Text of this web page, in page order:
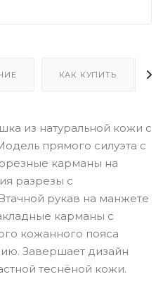
КАК КУПИТЬ
из натуральной кожи с
прямого силуэта с
карманы на
разрезы с
рукав на манжете
карманы с
кожанного пояса
Завершает дизайн
теснёной кожи.